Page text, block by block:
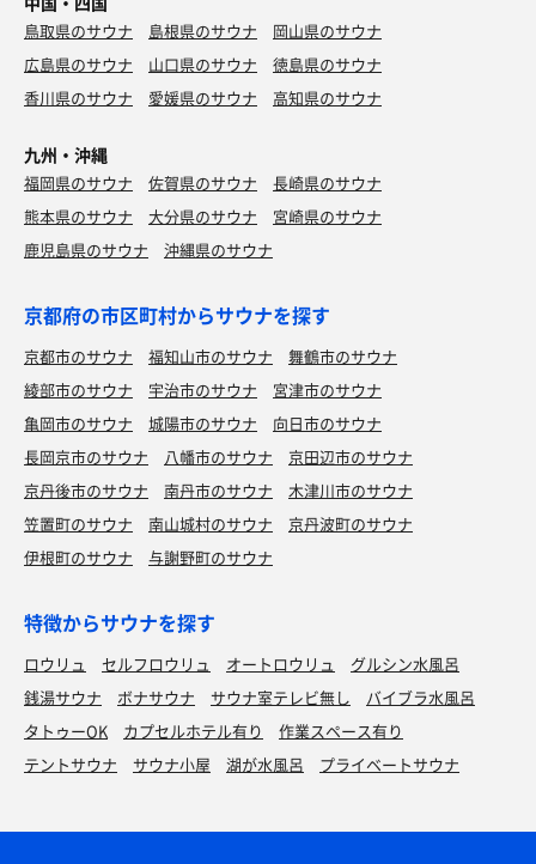
鳥取県のサウナ 島根県のサウナ
岡山県のサウナ
広島県のサウナ
山口県のサウナ
徳島県のサウナ
香川県のサウナ
愛媛県のサウナ 高知県のサウナ
九州・沖縄
福岡県のサウナ 佐賀県のサウナ
長崎県のサウナ
熊本県のサウナ
大分県のサウナ
宮崎県のサウナ
鹿児島県のサウナ
沖縄県のサウナ
京都府の市区町村からサウナを探す
京都市のサウナ 福知山市のサウナ
舞鶴市のサウナ
綾部市のサウナ
宇治市のサウナ
宮津市のサウナ
亀岡市のサウナ
城陽市のサウナ
向日市のサウナ
長岡京市のサウナ
八幡市のサウナ
京田辺市のサウナ
京丹後市のサウナ
南丹市のサウナ
木津川市のサウナ
笠置町のサウナ
南山城村のサウナ
京丹波町のサウナ
伊根町のサウナ
与謝野町のサウナ
特徴からサウナを探す
ロウリュ セルフロウリュ オートロウリュ
グルシン水風呂
銭湯サウナ
ボナサウナ サウナ室テレビ無し
バイブラ水風呂
タトゥーOK
カプセルホテル有り
作業スペース有り
テントサウナ
サウナ小屋 湖が水風呂 プライベートサウナ